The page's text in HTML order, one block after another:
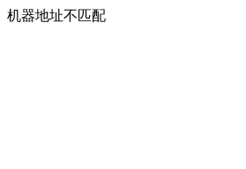
机器地址不匹配